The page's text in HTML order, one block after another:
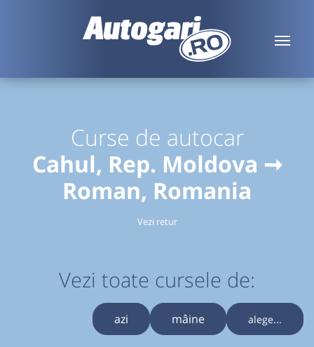
Curse de autocar
Cahul, Rep. Moldova ➞
Roman, Romania
Vezi retur
Vezi toate cursele de:
azi mâine alege...